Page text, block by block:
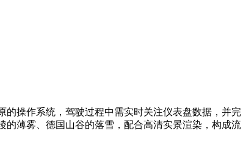
操作系统，驾驶过程中需实时关注仪表盘数据，并完
薄雾、德国山谷的落雪，配合高清实景渲染，构成流